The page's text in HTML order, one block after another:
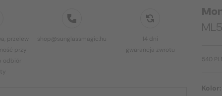
przelew
przy
odbiór
shop@sunglassmagic.hu
14 dni
gwarancja zwrotu
540